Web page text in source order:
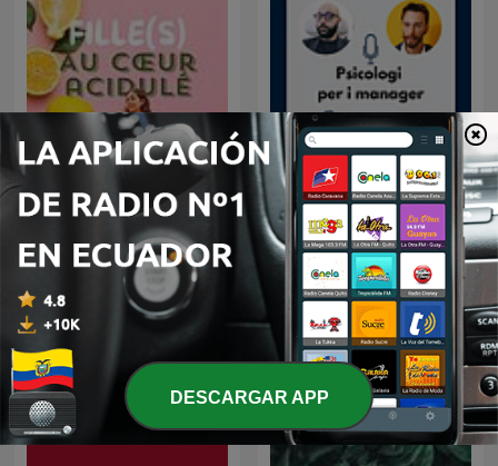
Fille(s) au cœur acidulé Psicologi per i manager
DESCARGAR APP